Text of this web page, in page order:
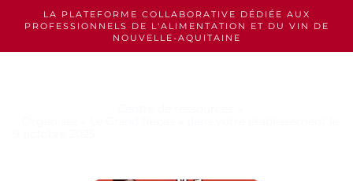
content
LA PLATEFORME COLLABORATIVE DÉDIÉE AUX
PROFESSIONNELS DE L'ALIMENTATION ET DU VIN DE
NOUVELLE-AQUITAINE